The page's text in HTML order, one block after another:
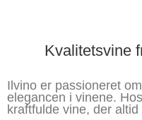
Kvalitetsvine
Ilvino er passioneret
elegancen i vinene.
kraftfulde vine, der